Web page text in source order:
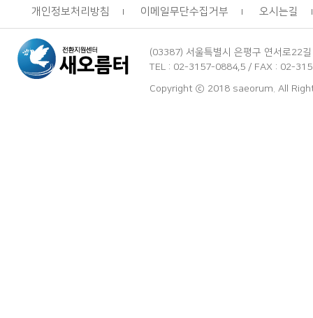
개인정보처리방침 이메일무단수집거부 오시는길
(03387) 서울특별시 은평구 연서로22
TEL : 02-3157-0884,5 / FAX : 02-
Copyright ⓒ 2018 saeorum. All